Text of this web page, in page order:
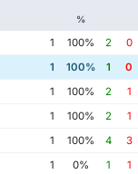
%
1 100% 2 0
1 100% 1 0
1 100% 2 1
1 100% 2 1
1 100% 4 3
1 0% 1 1